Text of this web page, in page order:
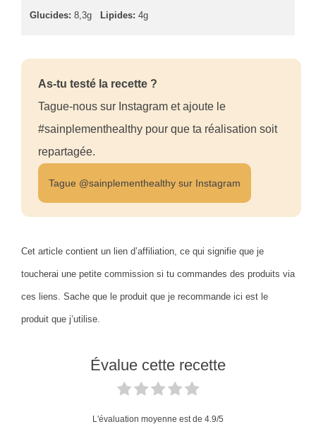
Glucides: 8,3g Lipides: 4g
As-tu testé la recette ?
Tague-nous sur Instagram et ajoute le
#sainplementhealthy pour que ta réalisation soit
repartagée.
Tague @sainplementhealthy sur Instagram
Cet article contient un lien d’affiliation, ce qui signifie que je
toucherai une petite commission si tu commandes des produits via
ces liens. Sache que le produit que je recommande ici est le
produit que j’utilise.
Évalue cette recette
L'évaluation moyenne est de 4.9/5